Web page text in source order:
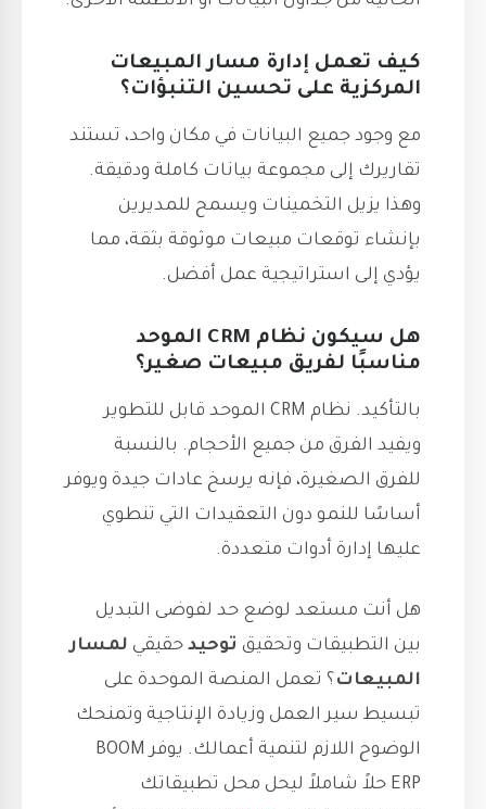
كيف تعمل إدارة مسار المبيعات
المركزية على تحسين التنبؤات؟
مع وجود جميع البيانات في مكان واحد، تستند
تقاريرك إلى مجموعة بيانات كاملة ودقيقة.
وهذا يزيل التخمينات ويسمح للمديرين
بإنشاء توقعات مبيعات موثوقة بثقة، مما
يؤدي إلى استراتيجية عمل أفضل.
هل سيكون نظام CRM الموحد
مناسبًا لفريق مبيعات صغير؟
بالتأكيد. نظام CRM الموحد قابل للتطوير
ويفيد الفرق من جميع الأحجام. بالنسبة
للفرق الصغيرة، فإنه يرسخ عادات جيدة ويوفر
أساسًا للنمو دون التعقيدات التي تنطوي
عليها إدارة أدوات متعددة.
هل أنت مستعد لوضع حد لفوضى التبديل
بين التطبيقات وتحقيق توحيد حقيقي لمسار
المبيعات ؟ تعمل المنصة الموحدة على
تبسيط سير العمل وزيادة الإنتاجية وتمنحك
الوضوح اللازم لتنمية أعمالك. يوفر BOOM
ERP حلاً شاملاً ليحل محل تطبيقاتك